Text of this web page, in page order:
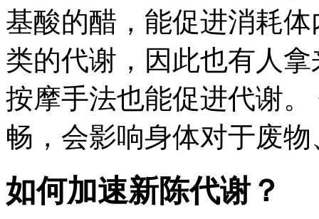
基酸的醋，能促进消耗
类的代谢，因此也有人
按摩手法也能促进代谢
畅，会影响身体对于废
如何加速新陈代谢？